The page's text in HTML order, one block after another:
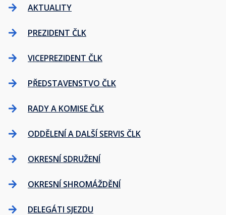
AKTUALITY
PREZIDENT ČLK
VICEPREZIDENT ČLK
PŘEDSTAVENSTVO ČLK
RADY A KOMISE ČLK
ODDĚLENÍ A DALŠÍ SERVIS ČLK
OKRESNÍ SDRUŽENÍ
OKRESNÍ SHROMÁŽDĚNÍ
DELEGÁTI SJEZDU